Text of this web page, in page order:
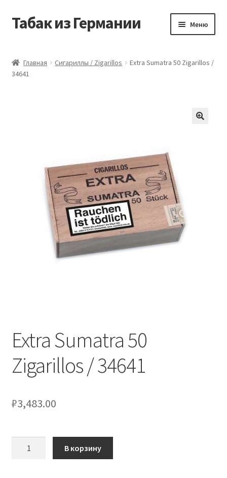
Перейти
Перейти
Табак из Германии Меню
Аккаунт
Оформление заказа
Табак на заказ
Главная Сигариллы / Zigarillos
Extra Sumatra 50 Zigarillos /
34641
Extra Sumatra 50
Zigarillos / 34641
₽3,483.00
В корзину